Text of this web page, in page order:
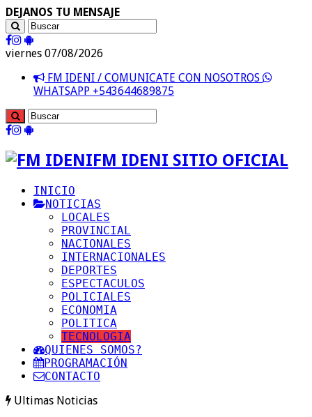
DEJANOS TU MENSAJE
viernes 07/08/2026
FM IDENI / COMUNICATE CON NOSOTROS
WHATSAPP +543644689875
FM IDENI SITIO OFICIAL
INICIO
NOTICIAS
LOCALES
PROVINCIAL
NACIONALES
INTERNACIONALES
DEPORTES
ESPECTACULOS
POLICIALES
ECONOMIA
POLITICA
TECNOLOGIA
QUIENES SOMOS?
PROGRAMACIÓN
CONTACTO
Ultimas Noticias